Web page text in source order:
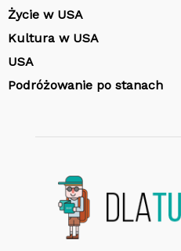
Życie w USA
Kultura w USA
USA
Podróżowanie po stanach